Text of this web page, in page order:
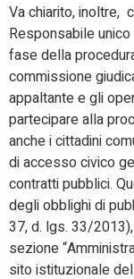
Va chiarito, inoltre,
Responsabile
fase della
commissione
appaltante e gli
partecipare alla
anche i cittadini
di accesso civico
contratti pubblici.
degli obblighi di
37, d. lgs. 33/
sezione
sito istituzionale